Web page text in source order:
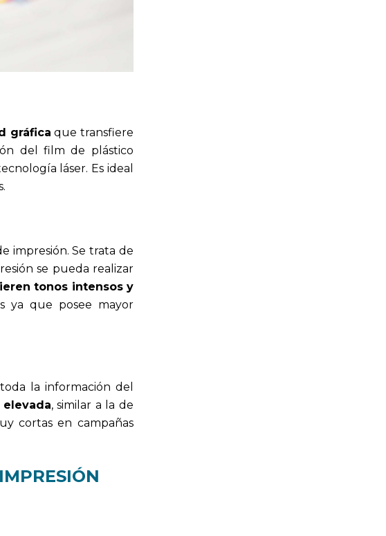
gráfica que transfiere
del film de plástico
láser. Es ideal
impresión. Se trata de
se pueda realizar
tonos intensos y
ya que posee mayor
la información del
, similar a la de
cortas en campañas